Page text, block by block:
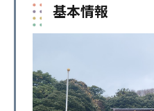
基本情報